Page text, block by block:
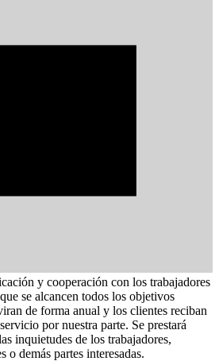
y cooperación con los trabajadores
se alcancen todos los objetivos
de forma anual y los clientes reciban
por nuestra parte. Se prestará
inquietudes de los trabajadores,
o demás partes interesadas.